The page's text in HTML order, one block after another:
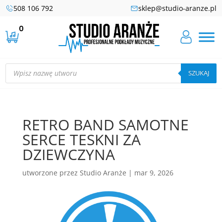
508 106 792 sklep@studio-aranze.pl
0
Wyszukiwarka
produktów SZUKAJ
RETRO BAND SAMOTNE
SERCE TESKNI ZA
DZIEWCZYNA
utworzone przez Studio Aranże | mar 9, 2026